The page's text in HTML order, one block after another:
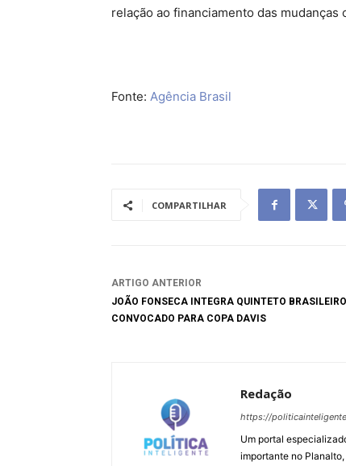
relação ao financiamento das mudanças
Fonte: Agência Brasil
COMPARTILHAR
ARTIGO ANTERIOR
JOÃO FONSECA INTEGRA QUINTETO BRASILEIRO
CONVOCADO PARA COPA DAVIS
Redação
https://
Um portal
importante no